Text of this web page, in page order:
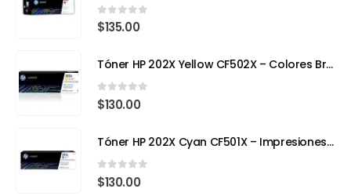
0out of 5
$135.00
Tóner HP 202X Yellow CF502X – Colores Brillantes, Calidad Profesional
0out of 5
$130.00
Tóner HP 202X Cyan CF501X – Impresiones Vivas y de Alta Precisión
0out of 5
$130.00